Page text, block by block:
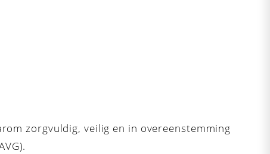
zorgvuldig, veilig en in overeenstemming